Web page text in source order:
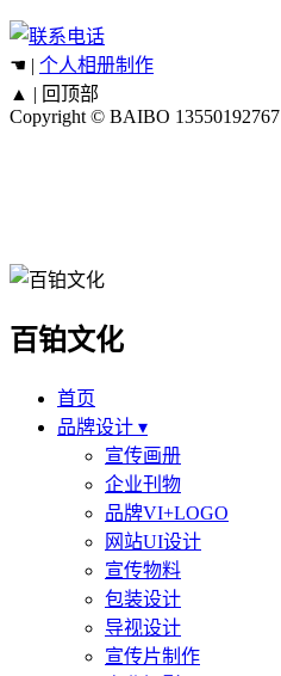
☚ | 个人相册制作
▲ | 回顶部
Copyright © BAIBO 13550192767
百铂文化
首页
品牌设计 ▾
宣传画册
企业刊物
品牌VI+LOGO
网站UI设计
宣传物料
包装设计
导视设计
宣传片制作